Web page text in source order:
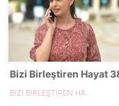
Bizi Birleştiren Hayat